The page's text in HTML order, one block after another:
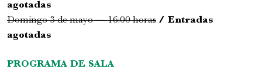
agotadas
Domingo 3 de mayo — 16:00 horas / Entradas
agotadas
PROGRAMA DE SALA